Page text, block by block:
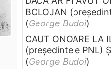
BOLOJAN
(George Budoi)
CAUT ONOARE LA
(preşedintele PNL)
(George Budoi)